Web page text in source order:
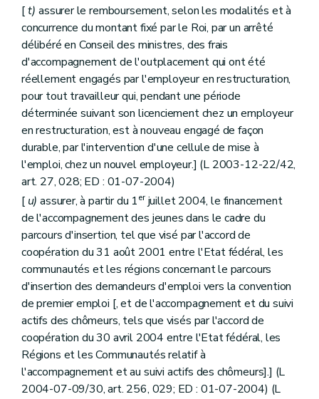
[t) assurer le remboursement, selon les modalités et à
concurrence du montant fixé par le Roi, par un arrêté
délibéré en Conseil des ministres, des frais
d'accompagnement de l'outplacement qui ont été
réellement engagés par l'employeur en restructuration,
pour tout travailleur qui, pendant une période
déterminée suivant son licenciement chez un employeur
en restructuration, est à nouveau engagé de façon
durable, par l'intervention d'une cellule de mise à
l'emploi, chez un nouvel employeur.] (L 2003-12-22/42,
art. 27, 028; ED : 01-07-2004)
[ u) assurer, à partir du 1erjuillet 2004, le financement
de l'accompagnement des jeunes dans le cadre du
parcours d'insertion, tel que visé par l'accord de
coopération du 31 août 2001 entre l'Etat fédéral, les
communautés et les régions concernant le parcours
d'insertion des demandeurs d'emploi vers la convention
de premier emploi [, et de l'accompagnement et du suivi
actifs des chômeurs, tels que visés par l'accord de
coopération du 30 avril 2004 entre l'Etat fédéral, les
Régions et les Communautés relatif à
l'accompagnement et au suivi actifs des chômeurs].] (L
2004-07-09/30, art. 256, 029; ED : 01-07-2004) (L